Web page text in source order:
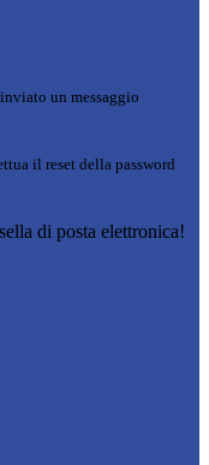
un messaggio
il reset della password
di posta elettronica!